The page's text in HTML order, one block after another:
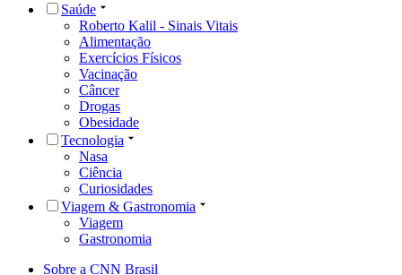
Saúde
Roberto Kalil - Sinais Vitais
Alimentação
Exercícios Físicos
Vacinação
Câncer
Drogas
Obesidade
Tecnologia
Nasa
Ciência
Curiosidades
Viagem & Gastronomia
Viagem
Gastronomia
Sobre a CNN Brasil